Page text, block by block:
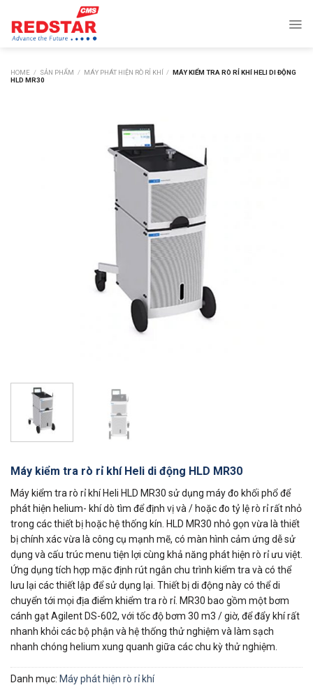
content
HOME / SẢN PHẨM / MÁY PHÁT HIỆN RÒ RỈ KHÍ / MÁY KIỂM TRA RÒ RỈ KHÍ HELI DI ĐỘNG
HLD MR30
Máy kiểm tra rò rỉ khí Heli di động HLD MR30
Máy kiểm tra rò rỉ khí Heli HLD MR30 sử dụng máy đo khối phổ để
phát hiện helium- khí dò tìm để định vị và / hoặc đo tỷ lệ rò rỉ rất nhỏ
trong các thiết bị hoặc hệ thống kín. HLD MR30 nhỏ gọn vừa là thiết
bị chính xác vừa là công cụ mạnh mẽ, có màn hình cảm ứng dễ sử
dụng và cấu trúc menu tiện lợi cùng khả năng phát hiện rò rỉ ưu việt.
Ứng dụng tích hợp mặc định rút ngắn chu trình kiểm tra và có thể
lưu lại các thiết lập để sử dụng lại. Thiết bị di động này có thể di
chuyển tới mọi địa điểm khiểm tra rò rỉ. MR30 bao gồm một bơm
cánh gạt Agilent DS-602, với tốc độ bơm 30 m3 / giờ, để đẩy khí rất
nhanh khỏi các bộ phận và hệ thống thử nghiệm và làm sạch
nhanh chóng helium xung quanh giữa các chu kỳ thử nghiệm.
Danh mục: Máy phát hiện rò rỉ khí